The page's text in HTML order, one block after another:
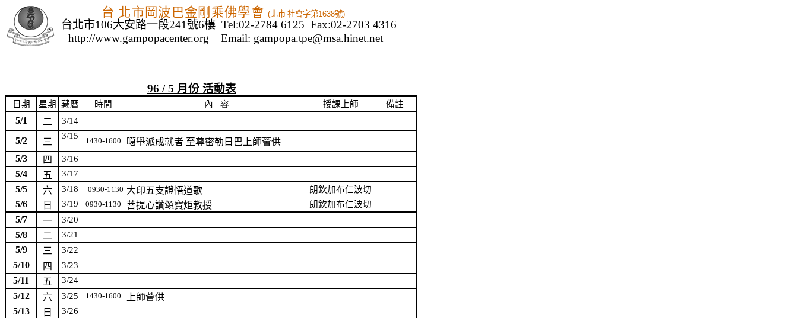
台 北市岡波巴金剛乘佛學會 (北市 社會字第1638號)
台北市106大安路一段241號6樓 Tel:02-2784 6125 Fax:02-2703 4316
http://www.gampopacenter.org
Email: gampopa.tpe@msa.hinet.net
96 / 5 月份 活動表
日期 星期 藏曆 時間 內 容 授課上師 備註
5/1 二 3/14
5/2 三
3/15
1430-1600
噶舉派成就者 至尊密勒日巴上師薈供
5/3
四 3/16
5/4 五 3/17
5/5 六 3/18 0930-1130 大印五支證悟道歌 朗欽加布仁波切
5/6 日 3/19 0930-1130 菩提心讚頌寶炬教授 朗欽加布仁波切
5/7 一 3/20
5/8 二 3/21
5/9 三 3/22
5/10 四 3/23
5/11 五 3/24
5/12 六 3/25 1430-1600
上師薈供
5/13
日 3/26